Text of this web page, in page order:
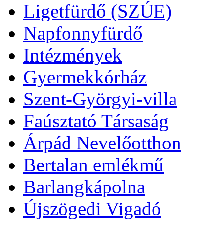
Ligetfürdő (SZÚE)
Napfonnyfürdő
Intézmények
Gyermekkórház
Szent-Györgyi-villa
Faúsztató Társaság
Árpád Nevelőotthon
Bertalan emlékmű
Barlangkápolna
Újszögedi Vigadó